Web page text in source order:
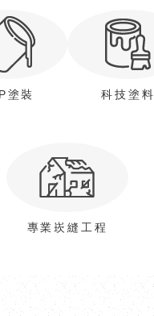
塗裝 科技塗料
專業崁縫工程